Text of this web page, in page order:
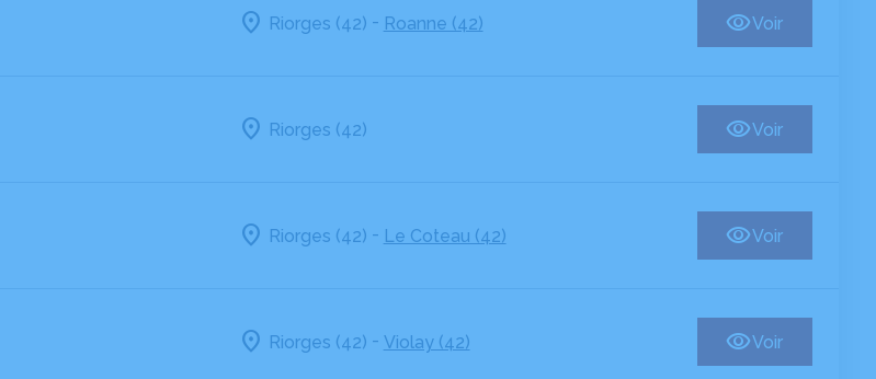
Riorges (42) - Roanne (42) Voir
Riorges (42) Voir
Riorges (42) - Le Coteau (42) Voir
Riorges (42) - Violay (42) Voir